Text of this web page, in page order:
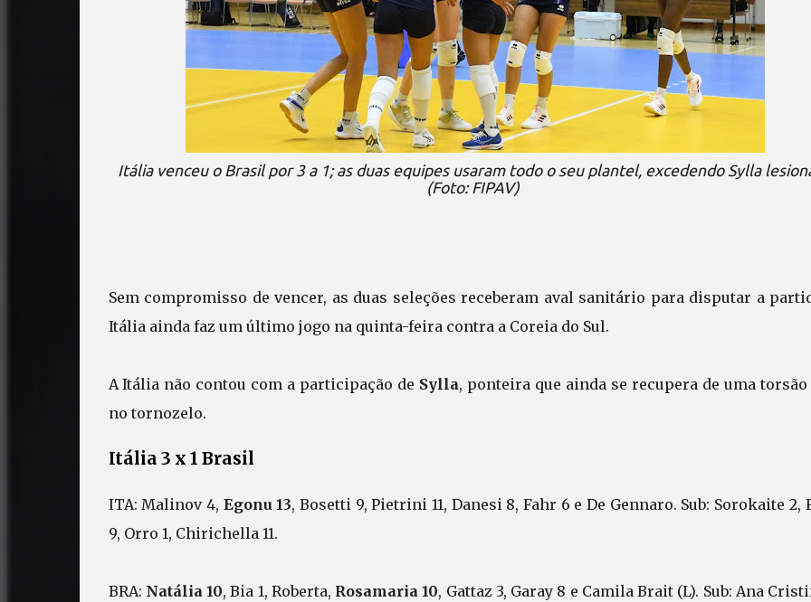
Itália venceu o Brasil por 3 a 1; as duas equipes usaram todo o seu plantel, excedendo Sylla
(Foto: FIPAV)
Sem compromisso de vencer, as duas seleções receberam aval sanitário para disputar a
Itália ainda faz um último jogo na quinta-feira contra a Coreia do Sul.
A Itália não contou com a participação de Sylla, ponteira que ainda se recupera de uma torsão
no tornozelo.
Itália 3 x 1 Brasil
ITA: Malinov 4, Egonu 13, Bosetti 9, Pietrini 11, Danesi 8, Fahr 6 e De Gennaro. Sub: Sorokaite 2,
9, Orro 1, Chirichella 11.
BRA: Natália 10, Bia 1, Roberta, Rosamaria 10, Gattaz 3, Garay 8 e Camila Brait (L). Sub: Ana